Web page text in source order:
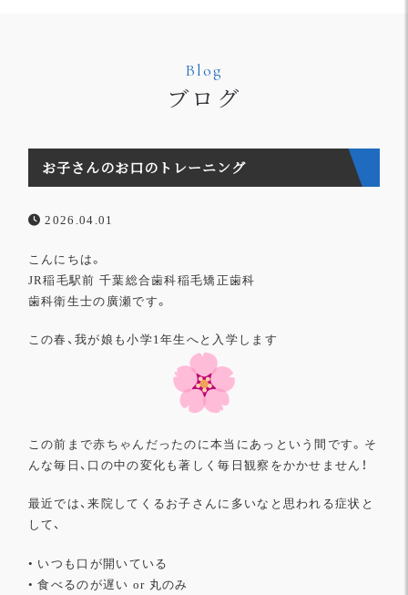
Blog
ブログ
お子さんのお口のトレーニング
2026.04.01
こんにちは。
JR稲毛駅前 千葉総合歯科稲毛矯正歯科
歯科衛生士の廣瀬です。
この春、我が娘も小学1年生へと入学します
この前まで赤ちゃんだったのに本当にあっという間です。 そ
んな毎日、口の中の変化も著しく毎日観察をかかせません！
最近では、来院してくるお子さんに多いなと思われる症状と
して、
• いつも口が開いている
• 食べるのが遅い or 丸のみ